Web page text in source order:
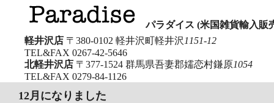
パラダイス (米国雑貨輸入販
軽井沢店 〒380-0102 軽井沢町軽井沢 1151-12
TEL&FAX 0267-42-5646
北軽井沢店 〒377-1524 群馬県吾妻郡嬬恋村鎌原1054
TEL&FAX 0279-84-1126
12月になりました